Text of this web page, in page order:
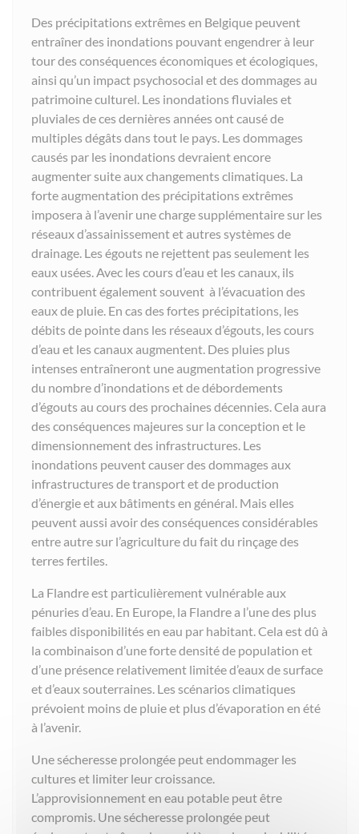
Des précipitations extrêmes en Belgique peuvent
entraîner des inondations pouvant engendrer à leur
tour des conséquences économiques et écologiques,
ainsi qu’un impact psychosocial et des dommages au
patrimoine culturel. Les inondations fluviales et
pluviales de ces dernières années ont causé de
multiples dégâts dans tout le pays. Les dommages
causés par les inondations devraient encore
augmenter suite aux changements climatiques. La
forte augmentation des précipitations extrêmes
imposera à l’avenir une charge supplémentaire sur les
réseaux d’assainissement et autres systèmes de
drainage. Les égouts ne rejettent pas seulement les
eaux usées. Avec les cours d’eau et les canaux, ils
contribuent également souvent à l’évacuation des
eaux de pluie. En cas des fortes précipitations, les
débits de pointe dans les réseaux d’égouts, les cours
d’eau et les canaux augmentent. Des pluies plus
intenses entraîneront une augmentation progressive
du nombre d’inondations et de débordements
d’égouts au cours des prochaines décennies. Cela aura
des conséquences majeures sur la conception et le
dimensionnement des infrastructures. Les
inondations peuvent causer des dommages aux
infrastructures de transport et de production
d’énergie et aux bâtiments en général. Mais elles
peuvent aussi avoir des conséquences considérables
entre autre sur l’agriculture du fait du rinçage des
terres fertiles.
La Flandre est particulièrement vulnérable aux
pénuries d’eau. En Europe, la Flandre a l’une des plus
faibles disponibilités en eau par habitant. Cela est dû à
la combinaison d’une forte densité de population et
d’une présence relativement limitée d’eaux de surface
et d’eaux souterraines. Les scénarios climatiques
prévoient moins de pluie et plus d’évaporation en été
à l’avenir.
Une sécheresse prolongée peut endommager les
cultures et limiter leur croissance.
L’approvisionnement en eau potable peut être
compromis. Une sécheresse prolongée peut